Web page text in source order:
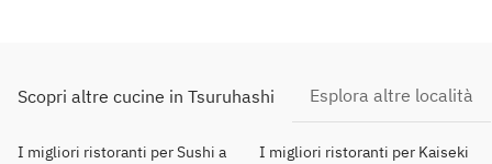
Scopri altre cucine in Tsuruhashi Esplora altre località
I migliori ristoranti per Sushi a
I migliori ristoranti per Kaiseki